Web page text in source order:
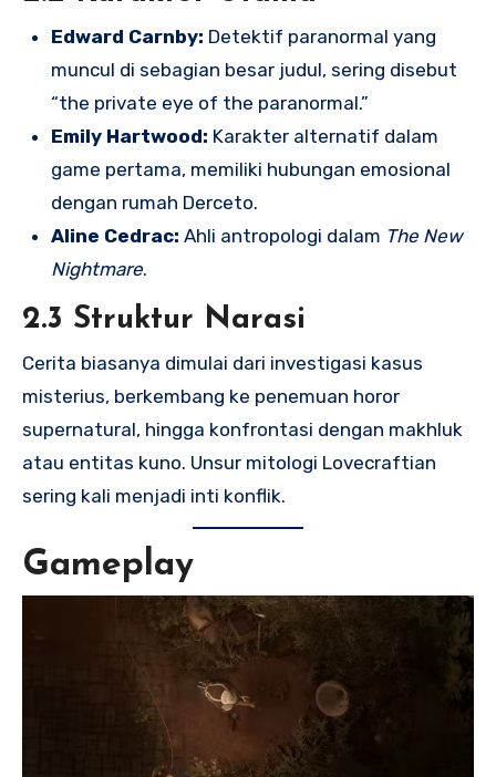
Edward Carnby: Detektif paranormal yang
muncul di sebagian besar judul, sering disebut
“the private eye of the paranormal.”
Emily Hartwood: Karakter alternatif dalam
game pertama, memiliki hubungan emosional
dengan rumah Derceto.
Aline Cedrac: Ahli antropologi dalam The New
Nightmare.
2.3 Struktur Narasi
Cerita biasanya dimulai dari investigasi kasus
misterius, berkembang ke penemuan horor
supernatural, hingga konfrontasi dengan makhluk
atau entitas kuno. Unsur mitologi Lovecraftian
sering kali menjadi inti konflik.
Gameplay